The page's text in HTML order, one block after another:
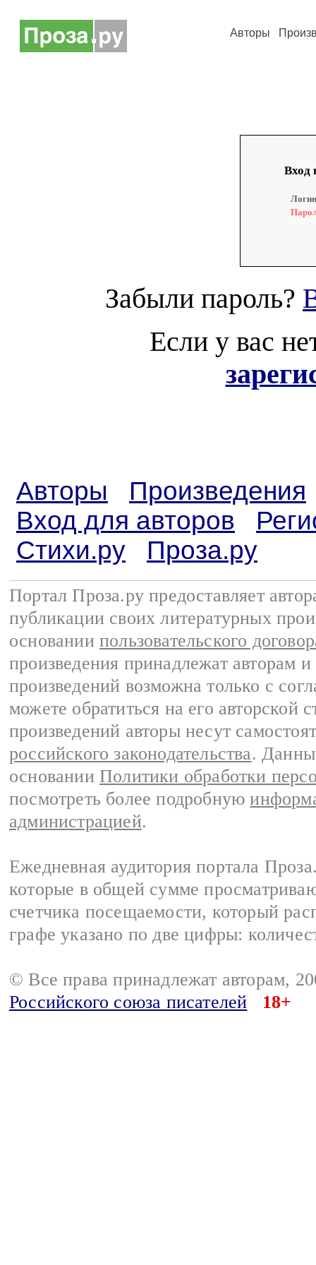
Авторы
Вход
Забыли пароль?
Если у вас
Авторы
Произведения
Вход для авторов
Стихи.ру
Проза.ру
Портал Проза.ру предоставляет
публикации своих литературных
основании пользовательского
произведения принадлежат авторам
произведений возможна только с
можете обратиться на его авторской
произведений авторы несут
российского законодательства.
основании Политики обработки
посмотреть более подробную
администрацией.
Ежедневная аудитория портала
которые в общей сумме
счетчика посещаемости, который
графе указано по две цифры:
© Все права принадлежат авторам,
Российского союза писателей
18+